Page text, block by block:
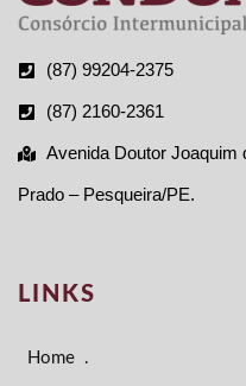
(87) 99204-2375
(87) 2160-2361
Avenida Doutor Joaquim
Prado – Pesqueira/PE.
LINKS
Home .